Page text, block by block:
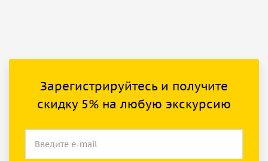
Зарегистрируйтесь и получите
скидку 5% на любую экскурсию